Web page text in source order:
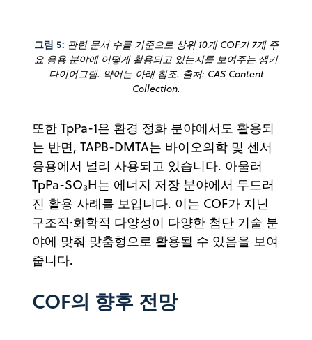
그림 5: 관련 문서 수를 기준으로 상위 10개 COF가 7개 주
요 응용 분야에 어떻게 활용되고 있는지를 보여주는 생키
다이어그램. 약어는 아래 참조. 출처: CAS Content
Collection.
또한 TpPa-1은 환경 정화 분야에서도 활용되
는 반면, TAPB-DMTA는 바이오의학 및 센서
응용에서 널리 사용되고 있습니다. 아울러
TpPa-SO₃H는 에너지 저장 분야에서 두드러
진 활용 사례를 보입니다. 이는 COF가 지닌
구조적·화학적 다양성이 다양한 첨단 기술 분
야에 맞춰 맞춤형으로 활용될 수 있음을 보여
줍니다.
COF의 향후 전망